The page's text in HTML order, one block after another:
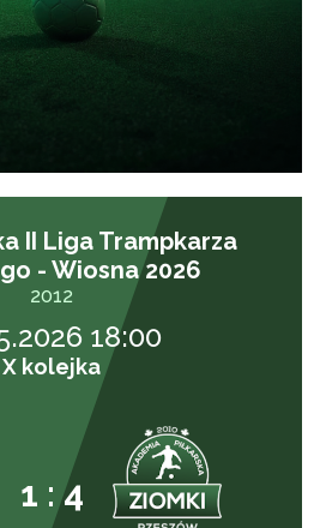
II Liga Trampkarza
- Wiosna 2026
2012
18:00
X kolejka
1 : 4